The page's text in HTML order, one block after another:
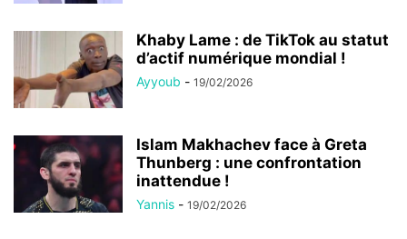
Khaby Lame : de TikTok au statut
d’actif numérique mondial !
Ayyoub - 19/02/2026
Islam Makhachev face à Greta
Thunberg : une confrontation
inattendue !
Yannis - 19/02/2026